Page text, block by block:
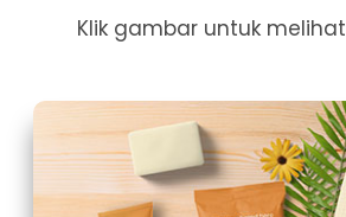
Klik gambar untuk